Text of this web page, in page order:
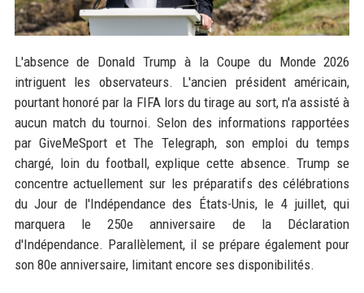
L'absence de Donald Trump à la Coupe du Monde 2026
intriguent les observateurs. L'ancien président américain,
pourtant honoré par la FIFA lors du tirage au sort, n'a assisté à
aucun match du tournoi. Selon des informations rapportées
par GiveMeSport et The Telegraph, son emploi du temps
chargé, loin du football, explique cette absence. Trump se
concentre actuellement sur les préparatifs des célébrations
du Jour de l'Indépendance des États-Unis, le 4 juillet, qui
marquera le 250e anniversaire de la Déclaration
d'Indépendance. Parallèlement, il se prépare également pour
son 80e anniversaire, limitant encore ses disponibilités.